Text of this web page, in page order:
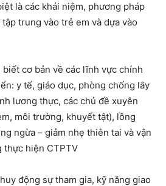
là các khái niệm, phương pháp
trung vào trẻ em và dựa vào
cơ bản về các lĩnh vực chính
y tế, giáo dục, phòng chống lây
lương thực, các chủ đề xuyên
môi trường, khuyết tật), lồng
ngừa – giảm nhẹ thiên tai và vận
thực hiện CTPTV
động sự tham gia, kỹ năng giao